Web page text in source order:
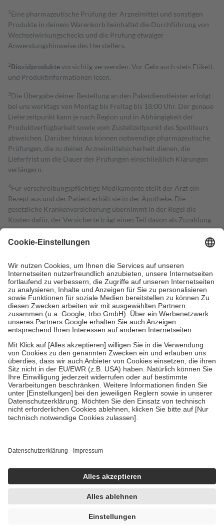
1 Eine pharmazeutische Prüfung der Arzneimittel und sonstigen
Produkte in deinem Warenkorb beinhaltet die Durchführung von
Wechselwirkungschecks und die Prüfung etwaiger
Anwendungshinweise des Herstellers.
2Biozidproduktevorsichtig verwenden. Vor Gebrauch stets Etikett
und Produktinformationen lesen.
3Die Übergabe deiner Bestellung an den Paketdienstleister erfolgt
bei uns werktags von Montag bis Freitag bis 18:00 Uhr. Der genaue
Lieferzeitpunkt kann je nach Region und in Abhängigkeit der
Produktverfügbarkeit sowie vom Zustellzeitpunkt des Spediteurs
abweichen. Darüber hinaus können notwendige pharmazeutische
Prüfungen, die zu deiner Arzneimittelsicherheit dienen, die
Lieferfrist um die Dauer der Prüfungen einschließlich Klärungen
verlängern.
4Für verschreibungspflichtige Medikamente stellt der Arzt ein
Rezept aus und der Patient erhält sie in der Apotheke. Die
gesetzliche Krankenversicherung übernimmt in der Regel die
Kosten dafür, der Versicherte trägt einen Teil davon als Zuzahlung
mit.
Grundsätzlich leisten Mitglieder Zuzahlungen in Höhe von zehn
höchstens zehn Euro.
Es sind jedoch nie mehr als die tatsächlichen
Kosten der Leistung zu entrichten.
Diese Regeln gelten grundsätzlich auch für Online-Apotheken.
Bei Heilmitteln und häuslicher Krankenpflege beträgt die
Zuzahlung zehn Prozent der Kosten sowie zehn Euro je
Verordnung.
Um das Engagement der Versicherten für ihre eigene Gesundheit zu
stärken und die besondere Stellung der Familie zu unterstützen,
fallenkeine Zuzahlungenan bei:
• Kindern und Jugendlichen bis zum vollendeten 18. Lebensjahr
mit Ausnahme der Fahrkosten
• Untersuchungen zur Vorsorge und Früherkennung, die von der
GKV getragen werden
• empfohlenen Schutzimpfungen
• Harn- und Blutteststreifen
getroffen, um sicherzustellen, dass es sich um echte Bewertungen
https://help.etrusted.com/hc/de/articles/4419944605341
Einige Bilder und Inhalte wurden unter Zuhilfenahme künstlicher